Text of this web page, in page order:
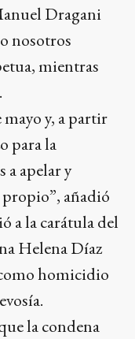
Dragani
nosotros
mientras
mayo y, a partir
para la
a apelar y
añadió
a la carátula del
Helena Díaz
homicidio
la condena